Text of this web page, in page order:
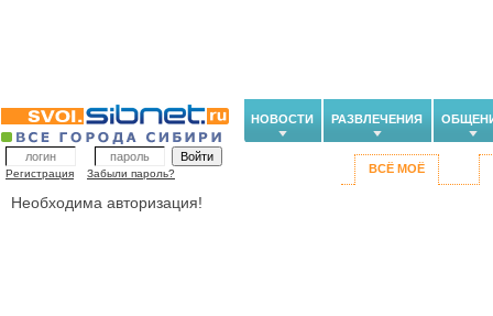
НОВОСТИ РАЗВЛЕЧЕНИЯ
Регистрация Забыли пароль? ВСЁ МОЁ
Необходима авторизация!